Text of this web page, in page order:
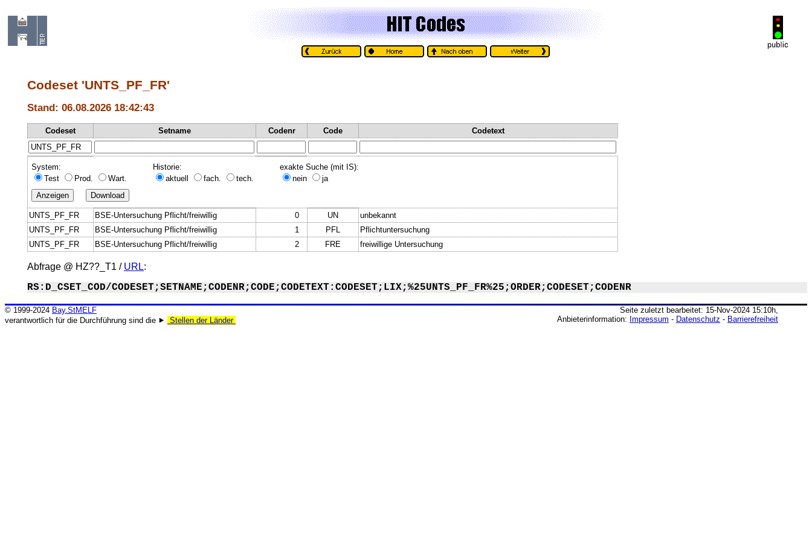
Codeset 'UNTS_PF_FR'
Stand: 06.08.2026 18:42:43
Codeset Setname Codenr Code Codetext
System:
Test
Prod. Wart.
Historie:
aktuell
fach. tech.
exakte Suche (mit IS):
nein
ja
UNTS_PF_FR BSE-Untersuchung Pflicht/freiwillig 0 UN
unbekannt
UNTS_PF_FR
BSE-Untersuchung Pflicht/freiwillig 1 PFL
Pflichtuntersuchung
UNTS_PF_FR
BSE-Untersuchung Pflicht/freiwillig 2 FRE freiwillige Untersuchung
Abfrage @ HZ??_T1 / URL:
RS:D_CSET_COD/CODESET;SETNAME;CODENR;CODE;CODETEXT:CODESET;LIX;%25UNTS_PF_FR%25;ORDER;CODESET;CODENR
Seite zuletzt bearbeitet: 15-Nov-2024 15:10h,
Anbieterinformation: Impressum - Datenschutz - Barrierefreiheit
© 1999-2024 Bay.StMELF
verantwortlich für die Durchführung sind die ⯈
Stellen der Länder